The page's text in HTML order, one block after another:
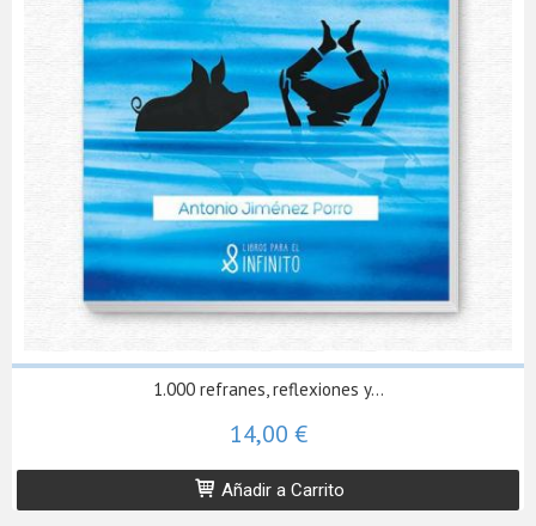
1.000 refranes, reflexiones y...
14,00 €
Añadir a Carrito